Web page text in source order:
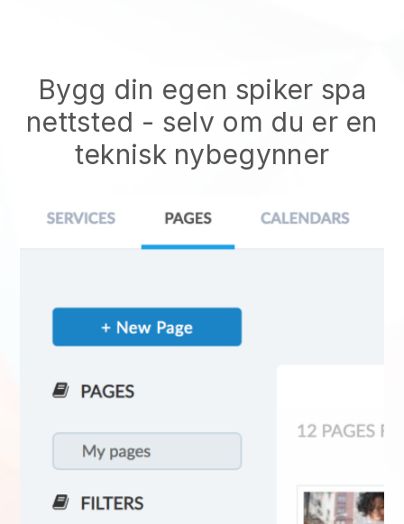
Bygg din egen spiker spa
nettsted - selv om du er en
teknisk nybegynner